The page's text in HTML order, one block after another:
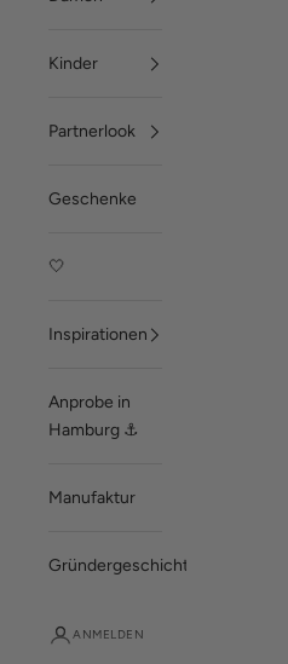
Kinder
Partnerlook
Geschenke
🤍
Inspirationen
Anprobe in
Hamburg ⚓
Manufaktur
Gründergeschichte
ANMELDEN